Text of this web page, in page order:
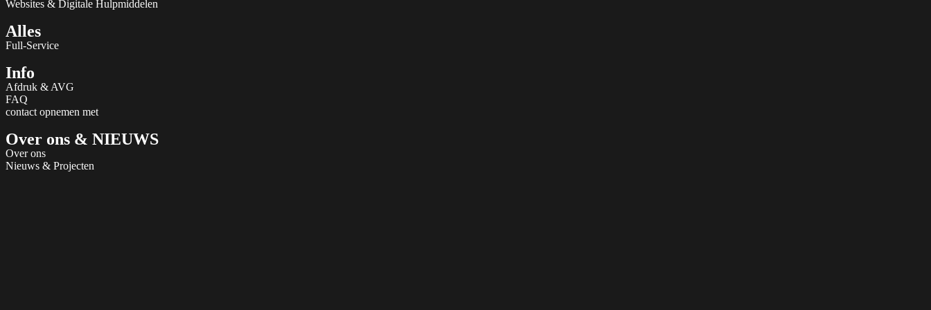
Websites & Digitale Hulpmiddelen
Alles
Full-Service
Info
Afdruk & AVG
FAQ
contact opnemen met
Over ons & NIEUWS
Over ons
Nieuws & Projecten